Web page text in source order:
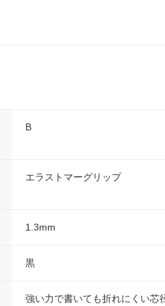
B
エラストマーグリップ
1.3mm
黒
強い力で書いても折れにくい芯